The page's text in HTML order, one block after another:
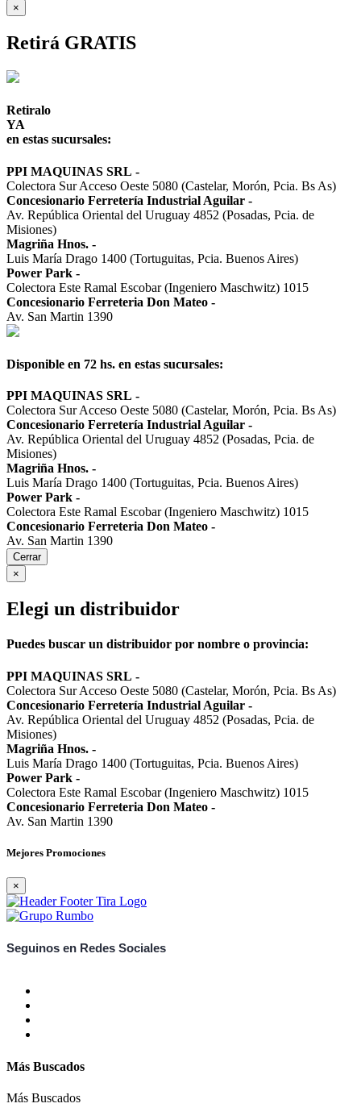
×
Retirá GRATIS
Retiralo
YA
en estas sucursales:
PPI MAQUINAS SRL -
Colectora Sur Acceso Oeste 5080 (Castelar, Morón, Pcia. Bs As)
Concesionario Ferretería Industrial Aguilar -
Av. República Oriental del Uruguay 4852 (Posadas, Pcia. de
Misiones)
Magriña Hnos. -
Luis María Drago 1400 (Tortuguitas, Pcia. Buenos Aires)
Power Park -
Colectora Este Ramal Escobar (Ingeniero Maschwitz) 1015
Concesionario Ferreteria Don Mateo -
Av. San Martin 1390
Disponible en 72 hs. en estas sucursales:
PPI MAQUINAS SRL -
Colectora Sur Acceso Oeste 5080 (Castelar, Morón, Pcia. Bs As)
Concesionario Ferretería Industrial Aguilar -
Av. República Oriental del Uruguay 4852 (Posadas, Pcia. de
Misiones)
Magriña Hnos. -
Luis María Drago 1400 (Tortuguitas, Pcia. Buenos Aires)
Power Park -
Colectora Este Ramal Escobar (Ingeniero Maschwitz) 1015
Concesionario Ferreteria Don Mateo -
Av. San Martin 1390
Cerrar
×
Elegi un distribuidor
Puedes buscar un distribuidor por nombre o provincia:
PPI MAQUINAS SRL -
Colectora Sur Acceso Oeste 5080 (Castelar, Morón, Pcia. Bs As)
Concesionario Ferretería Industrial Aguilar -
Av. República Oriental del Uruguay 4852 (Posadas, Pcia. de
Misiones)
Magriña Hnos. -
Luis María Drago 1400 (Tortuguitas, Pcia. Buenos Aires)
Power Park -
Colectora Este Ramal Escobar (Ingeniero Maschwitz) 1015
Concesionario Ferreteria Don Mateo -
Av. San Martin 1390
Mejores Promociones
×
Seguinos en Redes Sociales
Más Buscados
Más Buscados